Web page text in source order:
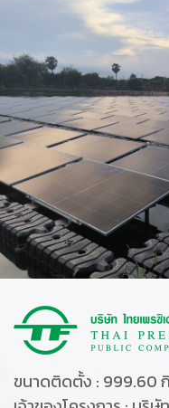
ขนาดติดตั้ง : 999.60